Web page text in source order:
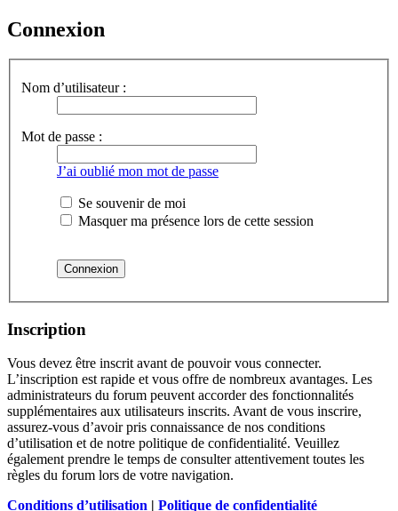
Connexion
Nom d’utilisateur :
Mot de passe :
J’ai oublié mon mot de passe
Se souvenir de moi
Masquer ma présence lors de cette session
Inscription
Vous devez être inscrit avant de pouvoir vous connecter.
L’inscription est rapide et vous offre de nombreux avantages. Les
administrateurs du forum peuvent accorder des fonctionnalités
supplémentaires aux utilisateurs inscrits. Avant de vous inscrire,
assurez-vous d’avoir pris connaissance de nos conditions
d’utilisation et de notre politique de confidentialité. Veuillez
également prendre le temps de consulter attentivement toutes les
règles du forum lors de votre navigation.
Conditions d’utilisation | Politique de confidentialité